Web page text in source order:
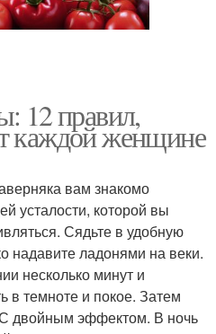
12 правил,
каждой женщине
вам знакомо
усталости, которой вы
Сядьте в удобную
надавите ладонями на веки.
несколько минут и
в темноте и покое. Затем
С двойным эффектом. В ночь